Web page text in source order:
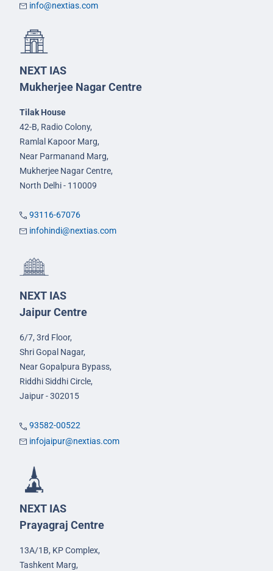
info@nextias.com
NEXT IAS
Mukherjee Nagar Centre
Tilak House
42-B, Radio Colony,
Ramlal Kapoor Marg,
Near Parmanand Marg,
Mukherjee Nagar Centre,
North Delhi - 110009
93116-67076
infohindi@nextias.com
NEXT IAS
Jaipur Centre
6/7, 3rd Floor,
Shri Gopal Nagar,
Near Gopalpura Bypass,
Riddhi Siddhi Circle,
Jaipur - 302015
93582-00522
infojaipur@nextias.com
NEXT IAS
Prayagraj Centre
13A/1B, KP Complex,
Tashkent Marg,